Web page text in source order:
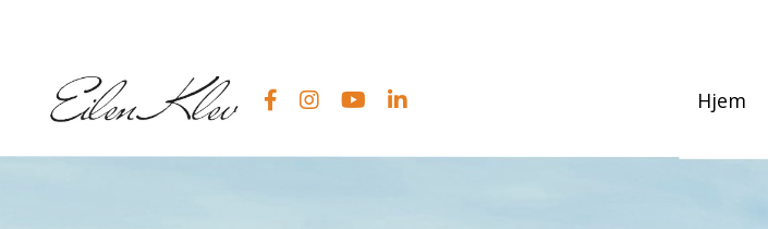
Hjem